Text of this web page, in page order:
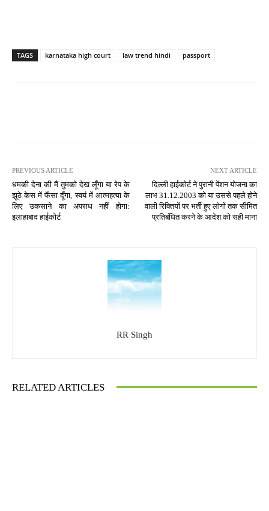
TAGS karnataka high court law trend hindi passport
PREVIOUS ARTICLE
धमकी देना की मैं तुमको देख लूँगा या रेप के
झूठे केस में फँसा दूँगा, स्वयं में आत्महत्या के
लिए उकसाने का अपराध नहीं होगा:
इलाहाबाद हाईकोर्ट
NEXT ARTICLE
दिल्ली हाईकोर्ट ने पुरानी पेंशन योजना का
लाभ 31.12.2003 को या उससे पहले होने
वाली रिक्तियों पर भर्ती हुए लोगों तक सीमित
प्रतिबंधित करने के आदेश को सही माना
RR Singh
RELATED ARTICLES